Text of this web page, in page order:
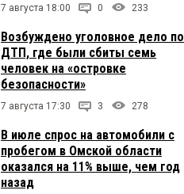
7 августа 18:00 0 233
Возбуждено уголовное дело по
ДТП, где были сбиты семь
человек на «островке
безопасности»
7 августа 17:30 3 278
В июле спрос на автомобили с
пробегом в Омской области
оказался на 11% выше, чем год
назад